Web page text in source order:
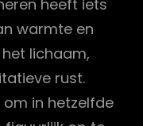
heeft iets
warmte en
lichaam,
rust.
in hetzelfde